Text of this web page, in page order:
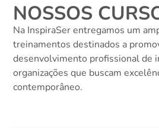
NOSSOS
Na InspiraSer entregamos um
treinamentos destinados a
desenvolvimento profissional de
organizações que buscam
contemporâneo.